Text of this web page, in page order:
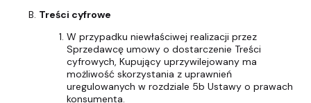
Treści cyfrowe
W przypadku niewłaściwej realizacji przez
Sprzedawcę umowy o dostarczenie Treści
cyfrowych, Kupujący uprzywilejowany ma
możliwość skorzystania z uprawnień
uregulowanych w rozdziale 5b Ustawy o prawach
konsumenta.